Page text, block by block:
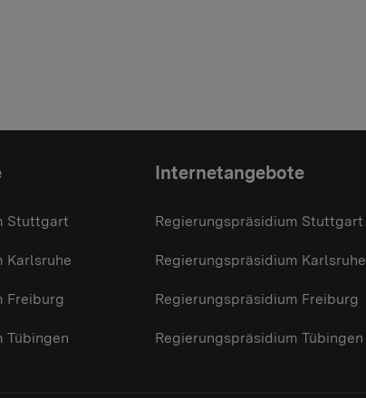
Stuttgart
Karlsruhe
Freiburg
Tübingen
Internetangebote
Regierungspräsidium Stuttgart
Regierungspräsidium Karlsruhe
Regierungspräsidium Freiburg
Regierungspräsidium Tübingen